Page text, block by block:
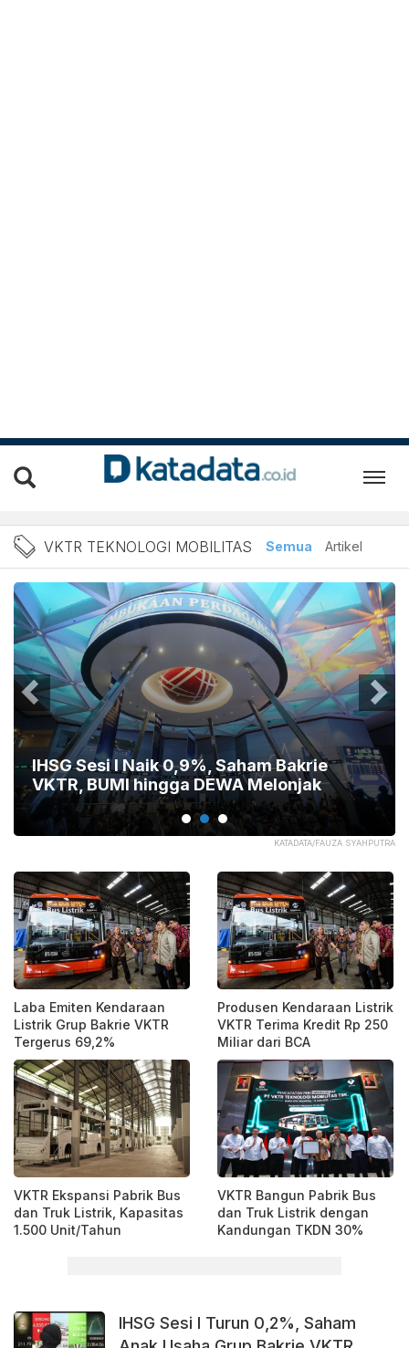
Berita VKTR Teknologi
VKTR TEKNOLOGI MOBILITAS Semua Artikel
KATADATA/FAUZA SYAHPUTRA
IHSG Sesi I Naik 0,9%, Saham Bakrie
VKTR, BUMI hingga DEWA Melonjak
Laba Emiten Kendaraan
Listrik Grup Bakrie VKTR
Tergerus 69,2%
Produsen Kendaraan Listrik
VKTR Terima Kredit Rp 250
Miliar dari BCA
VKTR Ekspansi Pabrik Bus
dan Truk Listrik, Kapasitas
1.500 Unit/Tahun
VKTR Bangun Pabrik Bus
dan Truk Listrik dengan
Kandungan TKDN 30%
IHSG Sesi I Turun 0,2%, Saham